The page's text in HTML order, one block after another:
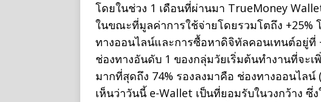
โดยในช่วง 1 เดือนที่ผ่านมา TrueMoney
ในขณะที่มูลค่าการใช้จ่ายโดยรวมโตถึง +25%
ทางออนไลน์และการซื้อหาดิจิทัลคอนเทนต์อยู่ที่
ช่องทางอันดับ 1 ของกลุ่มวัยเริ่มต้นทำงานที่จะ
มากที่สุดถึง 74% รองลงมาคือ ช่องทางออนไลน์
เห็นว่าวันนี้ e-Wallet เป็นที่ยอมรับในวงกว้าง